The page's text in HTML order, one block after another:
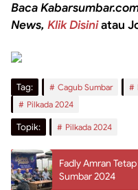
Baca
News, Klik Disiniatau
Tag: Cagub Sumbar
Pilkada 2024
Topik: Pilkada 2024
Fadly Amran
Sumbar 2024